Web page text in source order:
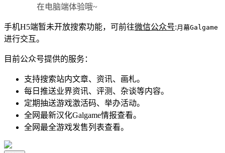
在电脑端体验哦~
手机H5端暂未开放搜索功能，可前往微信公众号:月幕Galgame
进行交互。
目前公众号提供的服务：
支持搜索站内文章、资讯、画札。
每日推送业界资讯、评测、杂谈等内容。
定期抽送游戏激活码、举办活动。
全网最新汉化Galgame情报查看。
全网最全游戏发售列表查看。